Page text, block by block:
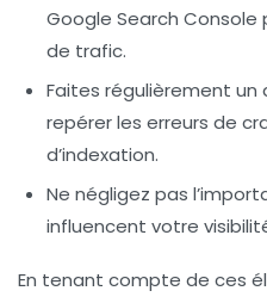
Google Search Console
de trafic.
Faites régulièrement
repérer les erreurs de
d’indexation.
Ne négligez pas
influencent votre
En tenant compte de ces